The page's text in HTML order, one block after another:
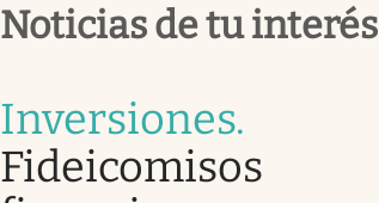
Noticias de tu interés
Inversiones.
Fideicomisos